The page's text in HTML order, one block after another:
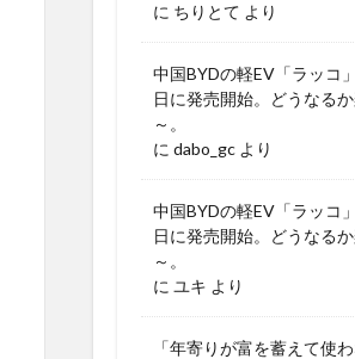
に ちりとて より
中国BYDの軽EV「ラッコ
日に発売開始。どうなる
～。
に dabo_gc より
中国BYDの軽EV「ラッコ
日に発売開始。どうなる
～。
に ユキ より
「年寄りが富を蓄えて使